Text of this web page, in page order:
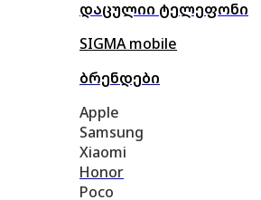
დაცულიი ტელეფონი
SIGMA mobile
ბრენდები
Apple
Samsung
Xiaomi
Honor
Poco